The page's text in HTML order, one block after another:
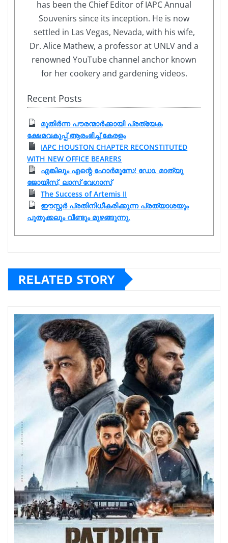
has been the Chief Editor of IAPC Annual
Souvenirs since its inception. He is now
settled in Las Vegas, Nevada, with his wife,
Dr. Alice Mathew, a professor at UNLV and a
renowned YouTube channel anchor known
for her cookery and gardening videos.
Recent Posts
മുതിർന്ന പൗരന്മാർക്കായി പ്രത്യേക
ക്ഷേമവകുപ്പ് ആരംഭിച്ച് കേരളം
IAPC HOUSTON CHAPTER RECONSTITUTED
WITH NEW OFFICE BEARERS
എങ്കിലും എന്റെ ഹോർമൂസേ! ഡോ. മാത്യു
ജോയിസ്, ലാസ് വേഗാസ്
The Success of Artemis II
ഈസ്റ്റർ പ്രതിനിധീകരിക്കുന്ന പ്രത്യാശയും
പുതുക്കലും വീണ്ടും മുഴങ്ങുന്നു.
RELATED STORY